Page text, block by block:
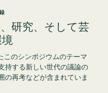
研究、そして芸
のシンポジウムのテーマ
持する新しい世代の議論の
の再考などが含まれていま